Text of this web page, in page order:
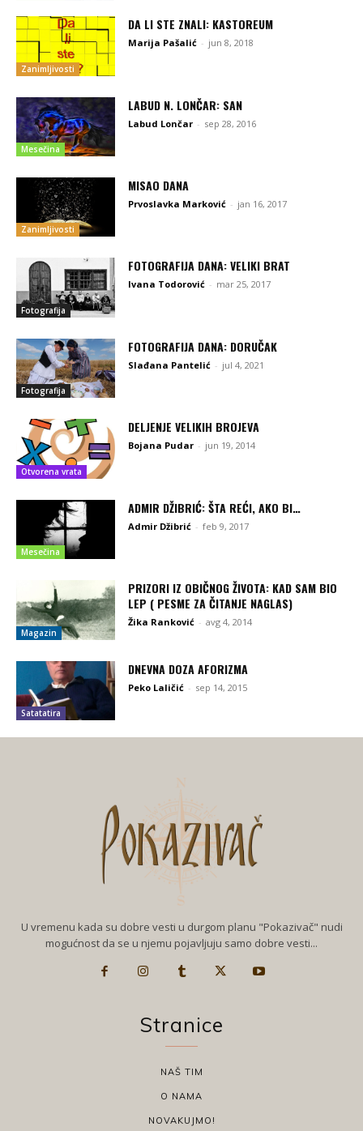
Zanimljivosti
DA LI STE ZNALI: KASTOREUM
Marija Pašalić - jun 8, 2018
Mesečina
LABUD N. LONČAR: SAN
Labud Lončar - sep 28, 2016
Zanimljivosti
MISAO DANA
Prvoslavka Marković - jan 16, 2017
Fotografija
FOTOGRAFIJA DANA: VELIKI BRAT
Ivana Todorović - mar 25, 2017
Fotografija
FOTOGRAFIJA DANA: DORUČAK
Slađana Pantelić - jul 4, 2021
Otvorena vrata
DELJENJE VELIKIH BROJEVA
Bojana Pudar - jun 19, 2014
Mesečina
ADMIR DŽIBRIĆ: ŠTA REĆI, AKO BI…
Admir Džibrić - feb 9, 2017
Magazin
PRIZORI IZ OBIČNOG ŽIVOTA: KAD SAM BIO
LEP ( PESME ZA ČITANJE NAGLAS)
Žika Ranković - avg 4, 2014
Satatatira
DNEVNA DOZA AFORIZMA
Peko Laličić - sep 14, 2015
U vremenu kada su dobre vesti u durgom planu "Pokazivač" nudi
mogućnost da se u njemu pojavljuju samo dobre vesti...
Stranice
NAŠ TIM
O NAMA
NOVAKUJMO!